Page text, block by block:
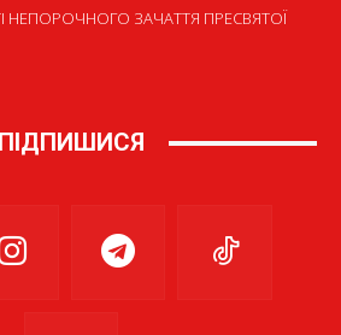
НЕПОРОЧНОГО ЗАЧАТТЯ ПРЕСВЯТОЇ
ПІДПИШИСЯ